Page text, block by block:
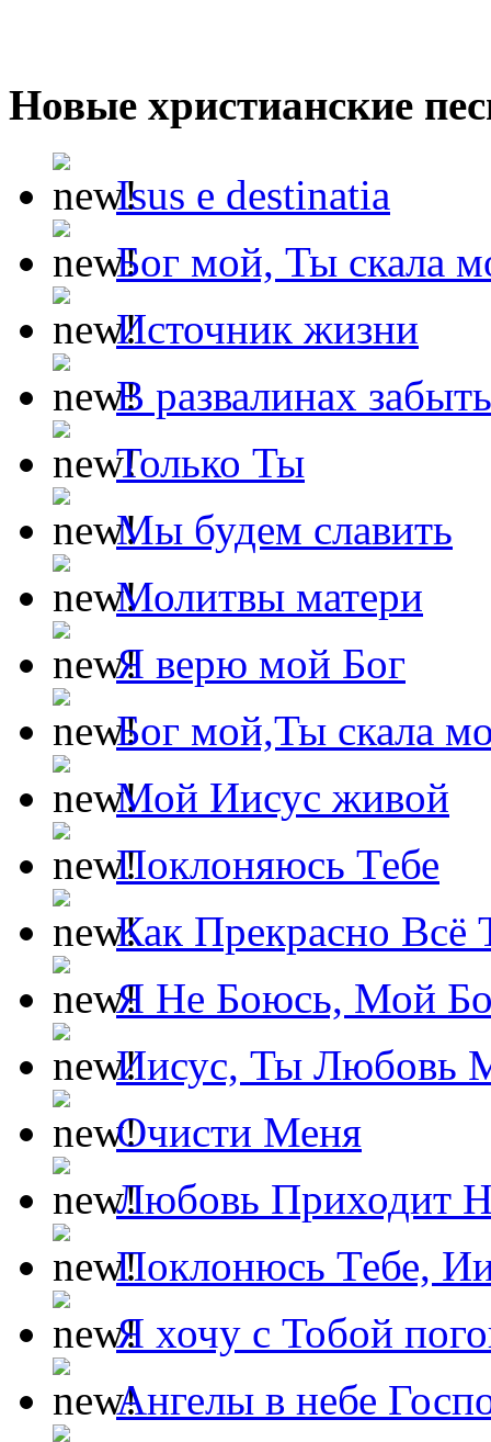
Новые христианские
Isus e destinatia
Бог мой, Ты скала
Источник жизни
В развалинах
Только Ты
Мы будем славить
Молитвы матери
Я верю мой Бог
Бог мой,Ты скала
Мой Иисус живой
Поклоняюсь Тебе
Как Прекрасно Всё
Я Не Боюсь, Мой
Иисус, Ты Любовь
Очисти Меня
Любовь Приходит
Поклонюсь Тебе,
Я хочу с Тобой
Ангелы в небе